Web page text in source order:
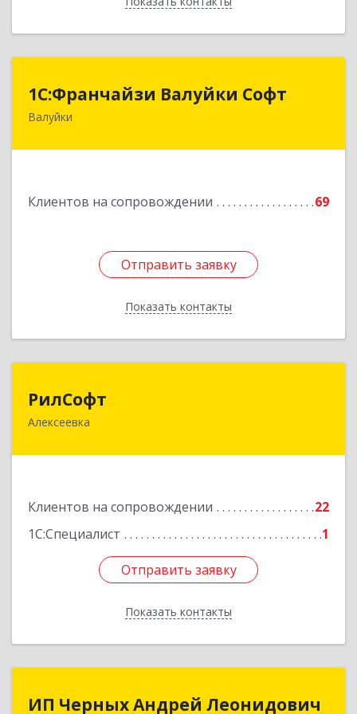
1С:Франчайзи Валуйки Софт
Валуйки
Клиентов на сопровождении 69
Отправить заявку
Показать контакты
1С:Франчайзи Валуйки Софт
309996, Белгородская обл, Валуйки г, Горького,
Отправить заявку
Назад
РилСофт
Алексеевка
Клиентов на сопровождении
22
1С:Специалист
1
Отправить заявку
Показать контакты
309850, Белгородская обл, Алексеевский р-н,
Отправить заявку
Назад
ИП Черных Андрей Леонидович
ИП Черных Андрей Леонидович